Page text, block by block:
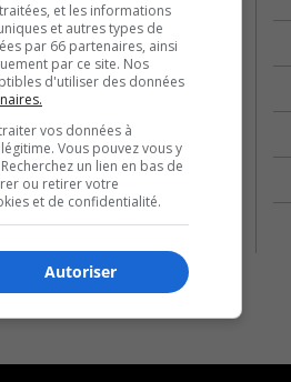
et les informations
et autres types de
par 66 partenaires, ainsi
par ce site. Nos
d'utiliser des données
vos données à
Vous pouvez vous y
un lien en bas de
ou retirer votre
et de confidentialité.
Autoriser